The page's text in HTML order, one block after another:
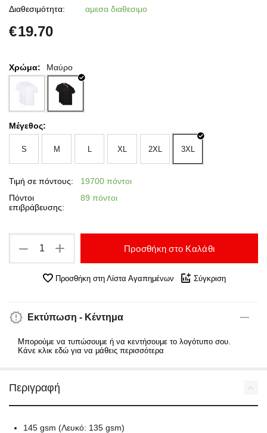
Διαθεσιμότητα: αμεσα διαθεσιμο
€19.70
Χρώμα: Μαύρο
Μέγεθος:
S M L XL 2XL 3XL
Τιμή σε πόντους:
19700 πόντοι
Πόντοι
επιβράβευσης:
89 πόντοι
+
− Προσθήκη στο Καλάθι
Προσθήκη στη Λίστα Αγαπημένων Σύγκριση
Εκτύπωση - Κέντημα
Μπορούμε να τυπώσουμε ή να κεντήσουμε το λογότυπο σου.
Κάνε κλικ εδώ για να μάθεις περισσότερα
Περιγραφή
145 gsm (Λευκό: 135 gsm)